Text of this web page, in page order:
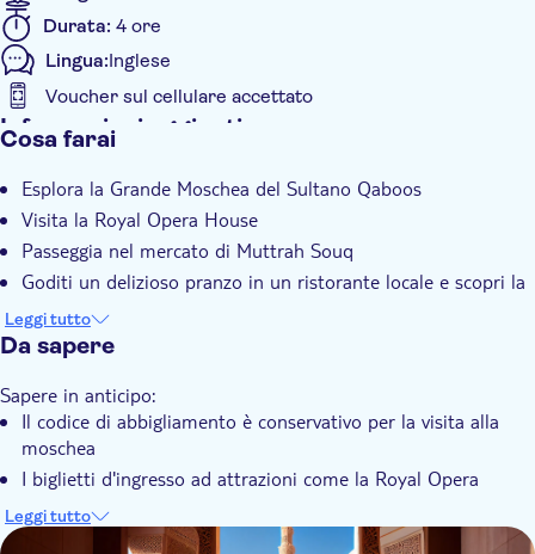
contrattate sul prezzo, dalle spezie ai tappeti e ai vasi
tradizionali.
Dopo aver visitato il mercato, vi dirigerete al forte di Mutrah,
prima di concludere il tour al Palazzo Al Alam. Situato nel
centro città, attrae visitatori da lontano e, sebbene non sia
aperto al pubblico, è un ottimo posto per scattare foto.
Durata: 4 ore
Lingua:Inglese
Voucher sul cellulare accettato
Informazioni aggiuntive
Visita guidata
Local touch
Piccolo gruppo
Trasporto incluso
Cosa farai
Esplora la Grande Moschea del Sultano Qaboos
Visita la Royal Opera House
Passeggia nel mercato di Muttrah Souq
Goditi un delizioso pranzo in un ristorante locale e scopri la
cucina dell'Oman
Leggi tutto
Da sapere
Sapere in anticipo:
Il codice di abbigliamento è conservativo per la visita alla
moschea
I biglietti d'ingresso ad attrazioni come la Royal Opera
House e il National Museum non sono inclusi
Leggi tutto
DSA1Sultan Qaboos Grand Mosque